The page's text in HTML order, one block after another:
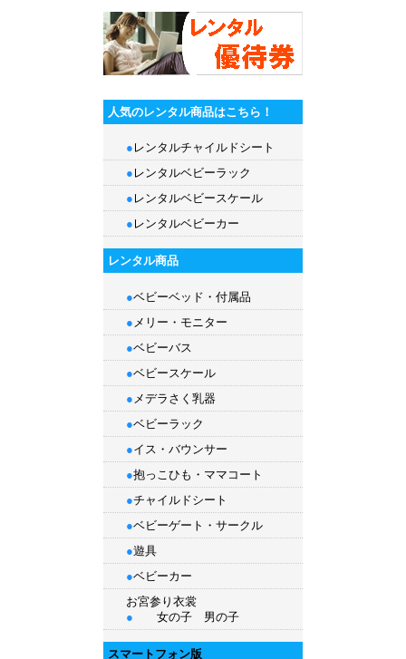
人気のレンタル商品はこちら！
● レンタルチャイルドシート
● レンタルベビーラック
● レンタルベビースケール
● レンタルベビーカー
レンタル商品
●ベビーベッド・付属品
● メリー・モニター
●ベビーバス
●ベビースケール
● メデラさく乳器
●ベビーラック
●イス・バウンサー
●抱っこひも ・ ママコート
●チャイルドシート
●ベビーゲート・サークル
●遊具
●ベビーカー
お宮参り衣裳
● 女の子 男の子
スマートフォン版